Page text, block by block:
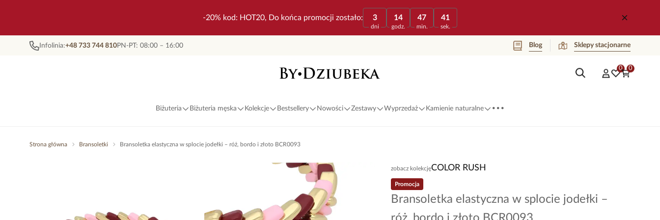
-20% kod: HOT20, Do końca promocji zostało: 3
dni
14
godz.
47
min.
41
sek.
Infolinia:+48 733 744 810PN-PT: 08:00 – 16:00 Blog Sklepy stacjonarne
0 0
Biżuteria Biżuteria męska Kolekcje Bestsellery Nowości Zestawy Wyprzedaż Kamienie naturalne ...
Strona główna Bransoletki Bransoletka elastyczna w splocie jodełki – róż, bordo i złoto BCR0093
zobacz kolekcjęCOLOR RUSH
Bransoletka elastyczna w splocie jodełki –
Promocja